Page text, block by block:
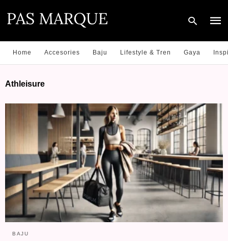
Home Accesories Baju Lifestyle & Tren Gaya
Athleisure
BAJU